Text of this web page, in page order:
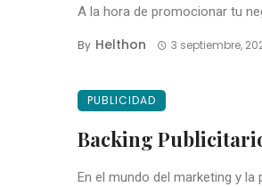
A la hora de promocionar tu
By Helthon 3 septiembre,
PUBLICIDAD
Backing
En el mundo del marketing y